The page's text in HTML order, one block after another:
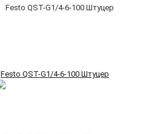
Festo QST-G1/4-6-100 Штуцер